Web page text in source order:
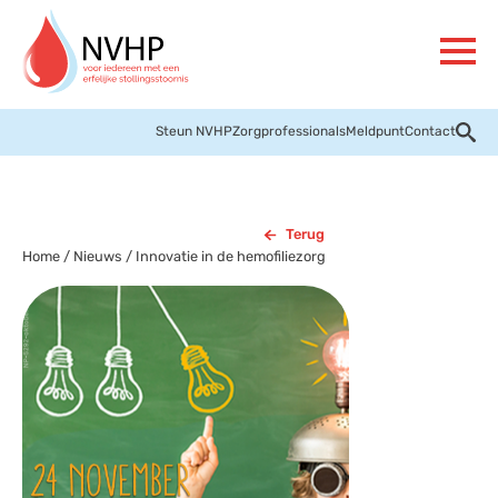
Steun NVHPZorgprofessionalsMeldpuntContact
Terug
Home / Nieuws / Innovatie in de hemofiliezorg